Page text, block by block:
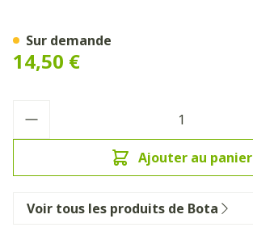
14,50 €
Ajouter au panier
Sur demande
Voir tous les produits de Bota